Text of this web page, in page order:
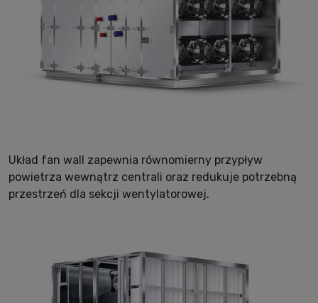
Układ fan wall zapewnia równomierny przypływ
powietrza wewnątrz centrali oraz redukuje potrzebną
przestrzeń dla sekcji wentylatorowej.